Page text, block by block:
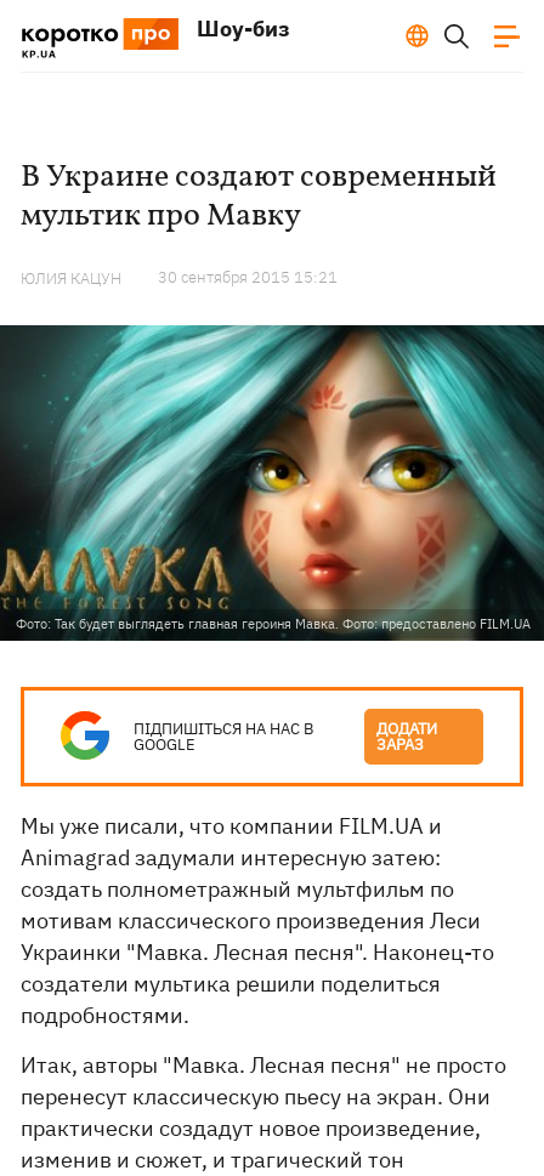
Шоу-биз
В Украине создают современный
мультик про Мавку
ЮЛИЯ КАЦУН 30 сентября 2015 15:21
Фото: Так будет выглядеть главная героиня Мавка. Фото: предоставлено FILM.UA
ПІДПИШІТЬСЯ НА НАС В
GOOGLE
ДОДАТИ
ЗАРАЗ
Мы уже писали, что компании FILM.UA и
Animagrad задумали интересную затею:
создать полнометражный мультфильм по
мотивам классического произведения Леси
Украинки "Мавка. Лесная песня". Наконец-то
создатели мультика решили поделиться
подробностями.
Итак, авторы "Мавка. Лесная песня" не просто
перенесут классическую пьесу на экран. Они
практически создадут новое произведение,
изменив и сюжет, и трагический тон